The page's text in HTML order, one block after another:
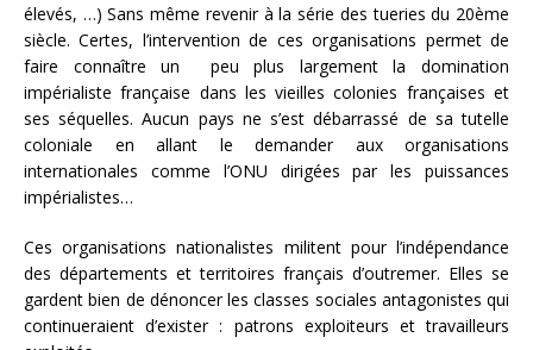
élevés, …) Sans même revenir à la série des tueries du 20ème
siècle. Certes, l’intervention de ces organisations permet de
faire connaître un peu plus largement la domination
impérialiste française dans les vieilles colonies françaises et
ses séquelles. Aucun pays ne s’est débarrassé de sa tutelle
coloniale en allant le demander aux organisations
internationales comme l’ONU dirigées par les puissances
impérialistes…
Ces organisations nationalistes militent pour l’indépendance
des départements et territoires français d’outremer. Elles se
gardent bien de dénoncer les classes sociales antagonistes qui
continueraient d’exister : patrons exploiteurs et travailleurs